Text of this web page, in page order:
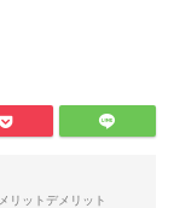
リットデメリット